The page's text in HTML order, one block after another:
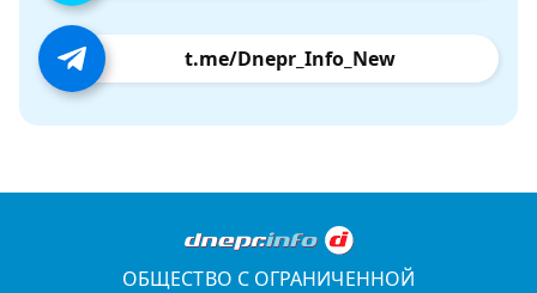
t.me/Dnepr_Info_New
ОБЩЕСТВО С ОГРАНИЧЕННОЙ